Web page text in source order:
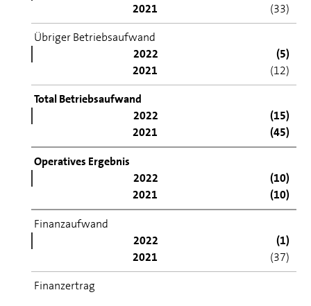
2021
(33)
Übriger Betriebsaufwand
2022
(5)
2021
(12)
Total Betriebsaufwand
2022
(15)
2021
(45)
Operatives Ergebnis
2022
(10)
2021
(10)
Finanzaufwand
2022
(1)
2021
(37)
Finanzertrag